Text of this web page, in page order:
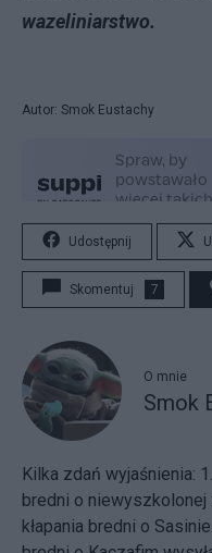
wazeliniarstwo.
Autor: Smok Eustachy
Udostępnij
Skomentuj 7
O mnie
Smok
Kilka zdań wyjaśnienia:
bredni o niewyszkolonej
kłapania bredni o